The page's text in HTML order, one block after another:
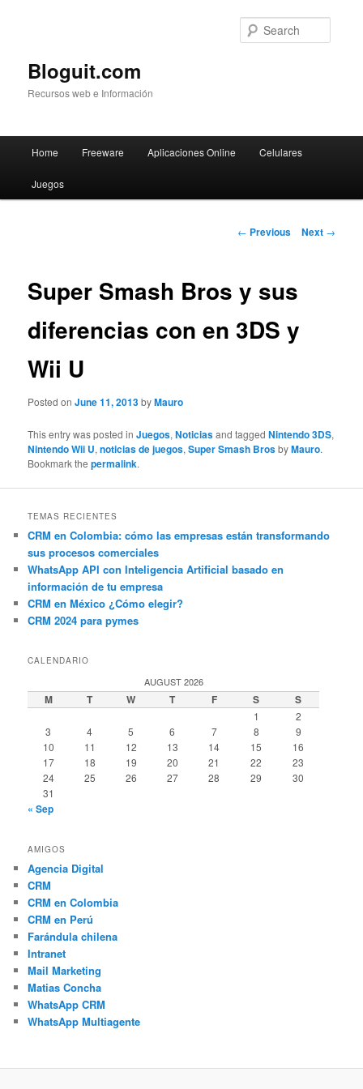
Bloguit.com
Recursos web e Información
Skip
to
Home Freeware Aplicaciones Online Celulares
Juegos
Post
← Previous Next →
Super Smash Bros y sus
diferencias con en 3DS y
Wii U
Posted onJune 11, 2013byMauro
This entry was posted inJuegos,Noticiasand taggedNintendo 3DS,
Nintendo Wii U,noticias de juegos,Super Smash BrosbyMauro.
Bookmark thepermalink.
TEMAS RECIENTES
CRM en Colombia: cómo las empresas están transformando
sus procesos comerciales
WhatsApp API con Inteligencia Artificial basado en
información de tu empresa
CRM en México ¿Cómo elegir?
CRM 2024 para pymes
CALENDARIO
AUGUST 2026
M T W T F S S
1
2
3
4 5 6 7 8
9
10
11 12 13 14 15
16
17
18 19 20 21 22
23
24
25 26 27 28 29
30
31
« Sep
AMIGOS
Agencia Digital
CRM
CRM en Colombia
CRM en Perú
Farándula chilena
Intranet
Mail Marketing
Matias Concha
WhatsApp CRM
WhatsApp Multiagente